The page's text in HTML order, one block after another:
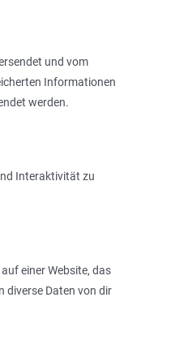
und vom
Informationen
werden.
Interaktivität zu
einer Website, das
diverse Daten von dir